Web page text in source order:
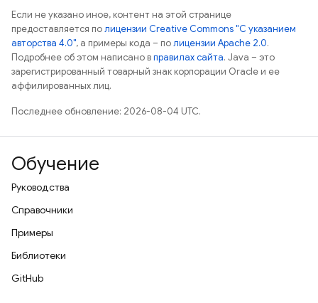
Если не указано иное, контент на этой странице
предоставляется полицензии Creative Commons "С указанием
авторства 4.0", а примеры кода – полицензии Apache 2.0.
Подробнее об этом написано вправилах сайта. Java – это
зарегистрированный товарный знак корпорации Oracle и ее
аффилированных лиц.
Последнее обновление: 2026-08-04 UTC.
Обучение
Руководства
Справочники
Примеры
Библиотеки
GitHub